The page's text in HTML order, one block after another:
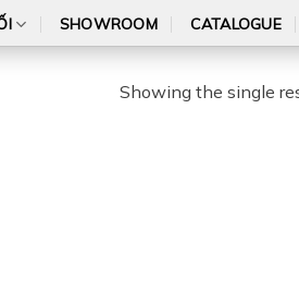
SHOWROOM CATALOGUE
Showing the single